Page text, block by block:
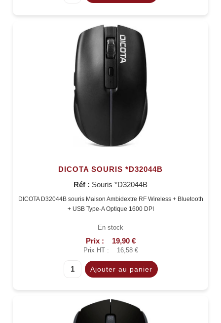
DICOTA SOURIS *D32044B
Réf : Souris *D32044B
DICOTA D32044B souris Maison Ambidextre RF Wireless + Bluetooth
+ USB Type-A Optique 1600 DPI
En stock
Prix : 19,90 €
Prix HT : 16,58 €